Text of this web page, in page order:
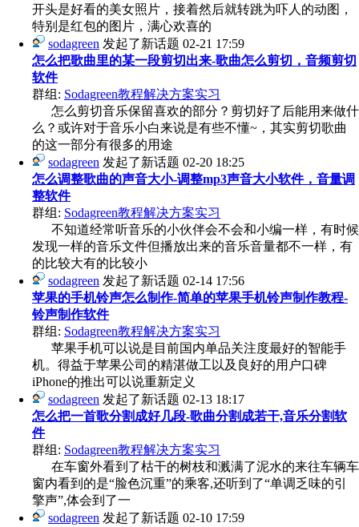
开头是好看的美女照片，接着然后就转跳为吓人的动图，
特别是红包的图片，满心欢喜的
sodagreen 发起了新话题 02-21 17:59
怎么把歌曲里的某一段剪切出来-歌曲怎么剪切，音频剪切
软件
群组: Sodagreen教程解决方案实习
怎么剪切音乐保留喜欢的部分？剪切好了后能用来做什
么？或许对于音乐小白来说是有些不懂~，其实剪切歌曲
的这一部分有很多的用途
sodagreen 发起了新话题 02-20 18:25
怎么调整歌曲的声音大小-调整mp3声音大小软件，音量调
整软件
群组: Sodagreen教程解决方案实习
不知道经常听音乐的小伙伴会不会和小编一样，有时候
发现一样的音乐文件但播放出来的音乐音量都不一样，有
的比较大有的比较小
sodagreen 发起了新话题 02-14 17:56
苹果的手机铃声怎么制作-简单的苹果手机铃声制作教程-
铃声制作软件
群组: Sodagreen教程解决方案实习
苹果手机可以说是目前国内单品关注度最好的智能手
机。得益于苹果公司的精湛做工以及良好的用户口碑
iPhone的推出可以说重新定义
sodagreen 发起了新话题 02-13 18:17
怎么把一首歌分割成好几段-歌曲分割成若干,音乐分割软
件
群组: Sodagreen教程解决方案实习
在车窗外看到了枯干的树枝和溅满了泥水的来往车辆车
窗内看到的是“脸色沉重”的乘客,还听到了“单调乏味的引
擎声”,体会到了一
sodagreen 发起了新话题 02-10 17:59